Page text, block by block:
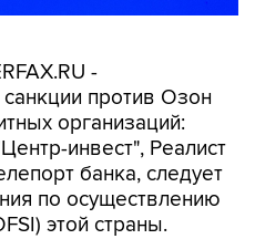
-
против Озон
организаций:
инвест", Реалист
банка, следует
по осуществлению
этой страны.